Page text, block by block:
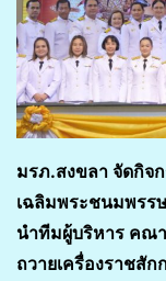
มรภ.สงขลา จัดกิจ
เฉลิมพระชนมพรร
นำทีมผู้บริหาร คณ
ถวายเครื่องราชสั